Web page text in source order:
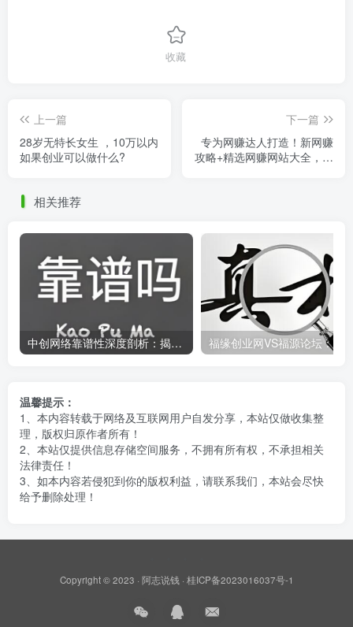
收藏
上一篇
28岁无特长女生 ，10万以内
如果创业可以做什么?
下一篇
专为网赚达人打造！新网赚
攻略+精选网赚网站大全，把
相关推荐
中创网络靠谱性深度剖析：揭开真相，中创网究竟是不是骗子？
温馨提示：
1、本内容转载于网络及互联网用户自发分享，本站仅做收集整
理，版权归原作者所有！
2、本站仅提供信息存储空间服务，不拥有所有权，不承担相关
法律责任！
3、如本内容若侵犯到你的版权利益，请联系我们，本站会尽快
给予删除处理！
Copyright © 2023 · 阿志说钱· 桂ICP备2023016037号-1